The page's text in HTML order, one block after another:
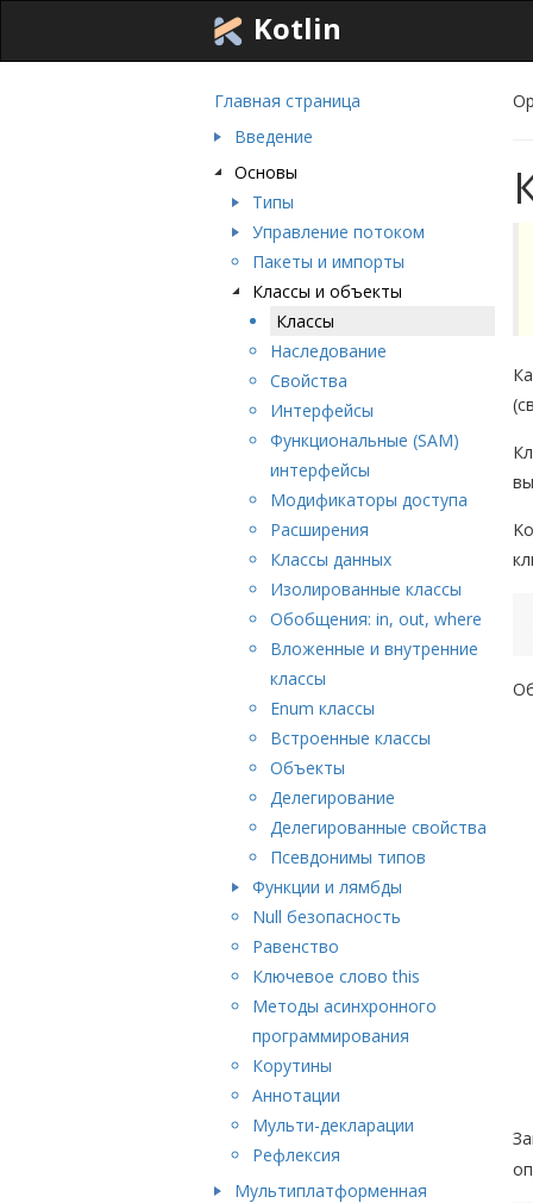
Kotlin
Главная страница
Введение
Основы
Типы
Управление потоком
Пакеты и импорты
Классы и объекты
Классы
Наследование
Свойства
Интерфейсы
Функциональные (SAM)
интерфейсы
Модификаторы доступа
Расширения
Классы данных
Изолированные классы
Обобщения: in, out, where
Вложенные и внутренние
классы
Enum классы
Встроенные классы
Объекты
Делегирование
Делегированные свойства
Псевдонимы типов
Функции и лямбды
Null безопасность
Равенство
Ключевое слово this
Методы асинхронного
программирования
Корутины
Аннотации
Мульти-декларации
Рефлексия
Мультиплатформенная
вы